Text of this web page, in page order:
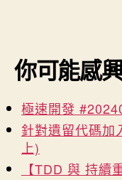
你可能感
極速開發
針對遺留代碼
上)
【TDD 與 持續